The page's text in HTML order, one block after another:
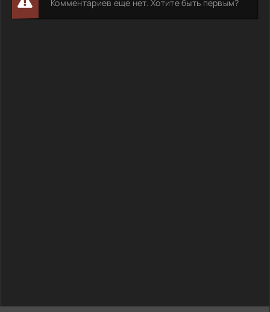
Комментариев еще нет. Хотите быть первым?